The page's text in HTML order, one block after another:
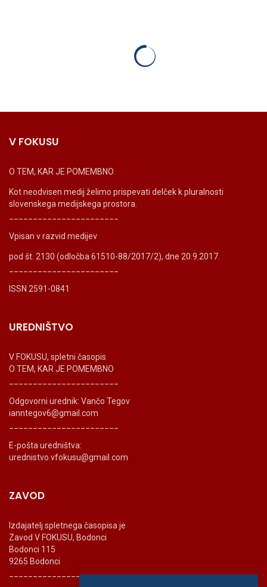
V FOKUSU
O TEM, KAR JE POMEMBNO.
Kot neodvisen medij želimo prispevati delček k pluralnosti
slovenskega medijskega prostora.
Vpisan v razvid medijev
pod št. 2130 (odločba 61510-88/2017/2), dne 20.9.2017.
ISSN 2591-0841
UREDNIŠTVO
V FOKUSU, spletni časopis
O TEM, KAR JE POMEMBNO
Odgovorni urednik: Vančo Tegov
ianntegov6@gmail.com
E-pošta uredništva:
urednistvo.vfokusu@gmail.com
ZAVOD
Izdajatelj spletnega časopisa je
Zavod V FOKUSU, Bodonci
Bodonci 115
9265 Bodonci
_______________________